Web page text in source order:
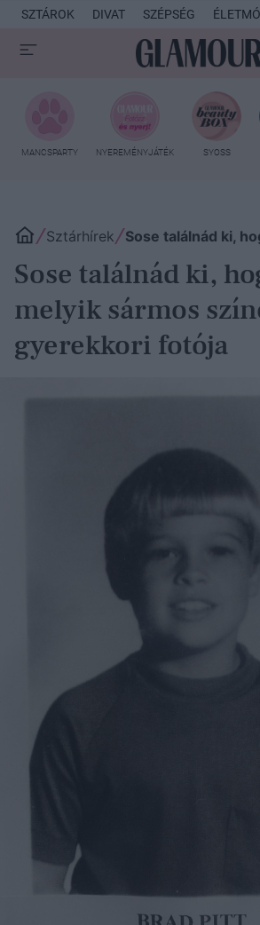
SZTÁROK DIVAT SZÉPSÉG
MANCSPARTY NYEREMÉNYJÁTÉK SYOSS
Sztárhírek Sose találnád ki,
Sose találnád ki,
melyik sármos
gyerekkori fotója